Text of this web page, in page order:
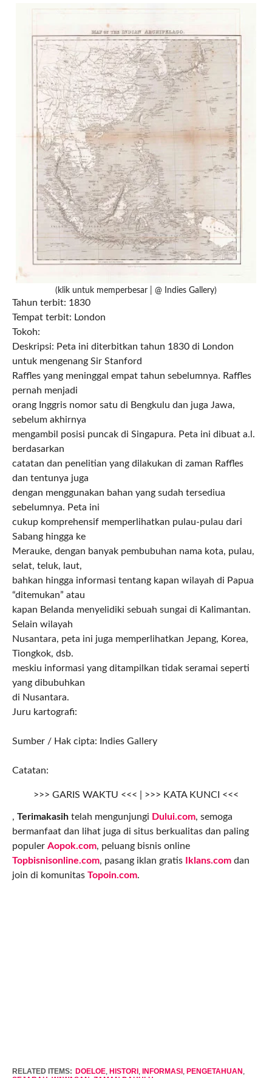
(klik untuk memperbesar | @ Indies Gallery)
Tahun terbit: 1830
Tempat terbit: London
Tokoh:
Deskripsi: Peta ini diterbitkan tahun 1830 di London
untuk mengenang Sir Stanford
Raffles yang meninggal empat tahun sebelumnya. Raffles
pernah menjadi
orang Inggris nomor satu di Bengkulu dan juga Jawa,
sebelum akhirnya
mengambil posisi puncak di Singapura. Peta ini dibuat a.l.
berdasarkan
catatan dan penelitian yang dilakukan di zaman Raffles
dan tentunya juga
dengan menggunakan bahan yang sudah tersediua
sebelumnya. Peta ini
cukup komprehensif memperlihatkan pulau-pulau dari
Sabang hingga ke
Merauke, dengan banyak pembubuhan nama kota, pulau,
selat, teluk, laut,
bahkan hingga informasi tentang kapan wilayah di Papua
“ditemukan” atau
kapan Belanda menyelidiki sebuah sungai di Kalimantan.
Selain wilayah
Nusantara, peta ini juga memperlihatkan Jepang, Korea,
Tiongkok, dsb.
meskiu informasi yang ditampilkan tidak seramai seperti
yang dibubuhkan
di Nusantara.
Juru kartografi:
Sumber / Hak cipta: Indies Gallery
Catatan:
>>> GARIS WAKTU <<< | >>> KATA KUNCI <<<
, Terimakasihtelah mengunjungi Dului.com, semoga
bermanfaat dan lihat juga di situs berkualitas dan paling
populer Aopok.com, peluang bisnis online
Topbisnisonline.com, pasang iklan gratis Iklans.comdan
join di komunitas Topoin.com.
RELATED ITEMS: DOELOE, HISTORI , INFORMASI , PENGETAHUAN ,